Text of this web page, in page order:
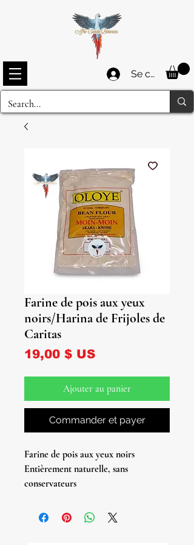
Se connecter
Farine de pois aux yeux
noirs/Harina de Frijoles de
Caritas
19,00 $ USPrix
Ajouter au panier
Commander et payer
Farine de pois aux yeux noirs
Entièrement naturelle, sans
conservateurs
Les yeux noirs ont été décollés avant